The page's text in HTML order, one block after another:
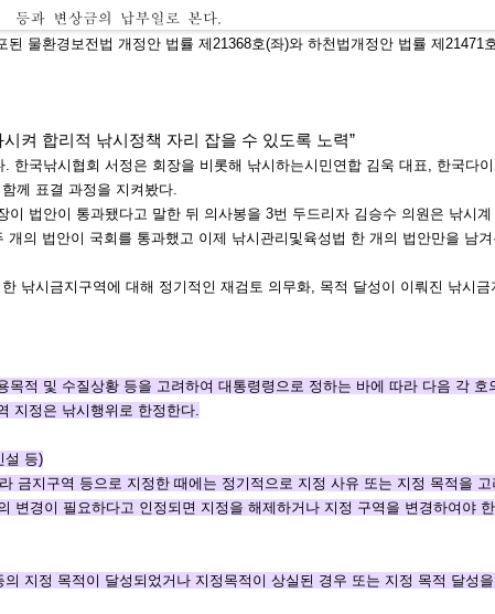
된 물환경보 전법 개정안 법률 제 21368호(좌)와 하천법 개정안 법률 제21471
시켜 합리적 낚시정책 자리 잡을 수 있도록 노력”
. 한국낚시협회 서정은 회장을 비롯해 낚시하는시민연 합 김욱 대표, 한국다
께 표결 과정을 지켜봤다.
이 법안이 통과됐다고 말한 뒤 의사봉을 3번 두드리자 김승수 의원은 낚시
개의 법안이 국회를 통과했고 이제 낚시 관리및육성법 한 개의 법안만을 남
한 낚시금지구역에 대해 정기적인 재검토 의무화, 목적 달성이 이뤄진 낚시
목적 및 수질상황 등을 고려하여 대통령령으로 정하는 바에 따라 다음 각 호
지정은 낚시행위로 한정한다.
설 등)
금지구역 등으로 지정한 때에는 정기적으로 지정 사유 또는 지정 목적을
변경이 필요하다고 인정되면 지정을 해제하거나 지정 구역을 변경하여야 한
의 지정 목적이 달성되었거나 지정목적이 상실된 경우 또는 지정 목적 달성